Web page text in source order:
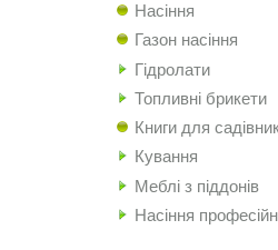
Насіння
Газон насіння
Гідролати
Топливні брикети
Книги для
Кування
Меблі з піддонів
Насіння